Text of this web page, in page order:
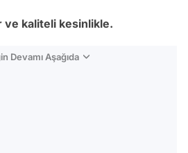
ve kaliteli kesinlikle.
Devamı Aşağıda